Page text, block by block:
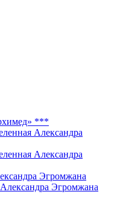
***
Александра
Александра
Эгромжана
Эгромжана